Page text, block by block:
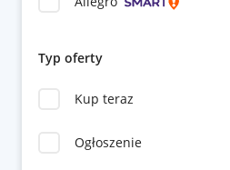
Typ oferty
Kup teraz
Ogłoszenie